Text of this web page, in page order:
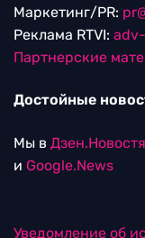
Маркетинг/PR:
Реклама RTVI:
Партнерские
Достойные
Мы в
и Google.News
Уведомление об